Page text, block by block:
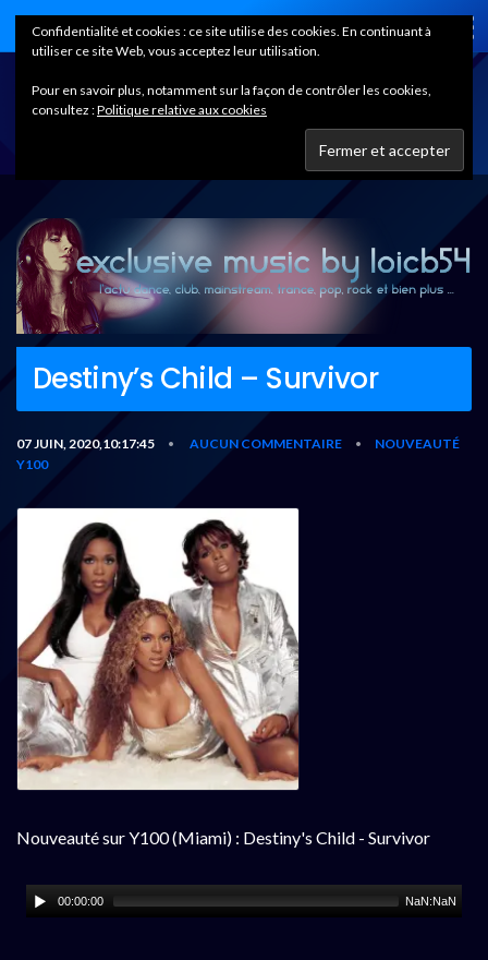
Home
Destiny’s Child – Survivor
07 JUIN, 2020,10:17:45 • AUCUN COMMENTAIRE •
NOUVEAUTÉ
Y100
Nouveauté sur Y100 (Miami) : Destiny's Child - Survivor
00:00:00 NaN:NaN
Confidentialité et cookies : ce site utilise des cookies. En continuant à
utiliser ce site Web, vous acceptez leur utilisation.
Pour en savoir plus, notamment sur la façon de contrôler les cookies,
consultez :Politique relative aux cookies